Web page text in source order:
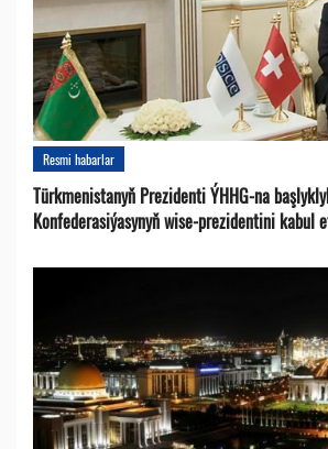
Resmi habarlar
Türkmenistanyň Prezidenti ÝHHG-na
Konfederasiýasynyň wise-prezidentini kabul